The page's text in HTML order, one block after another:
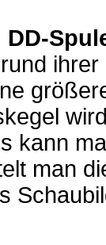
kann
man